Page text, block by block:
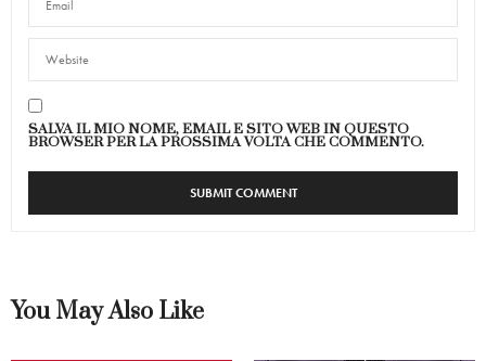
SALVA IL MIO NOME, EMAIL E SITO WEB IN QUESTO
BROWSER PER LA PROSSIMA VOLTA CHE COMMENTO.
You May Also Like